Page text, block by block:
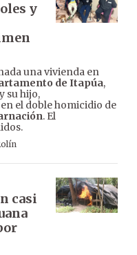
y
una vivienda en
de Itapúa,
su hijo,
el doble homicidio de
. El
casi